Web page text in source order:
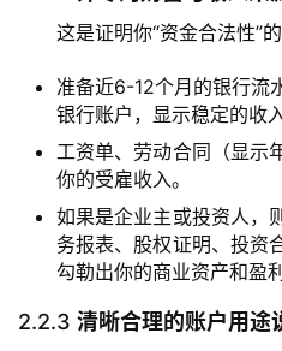
这是证明你“资金合法性”的
准备近6-12个月 的银行流
银行账户，显示稳定的收
工资单、劳动合同（显示
你的受雇收入。
如果是企业主或投资人，
务报表、股权证明、投资
勾勒出你的商业资产和盈
2.2.3 清晰合理的账户用途